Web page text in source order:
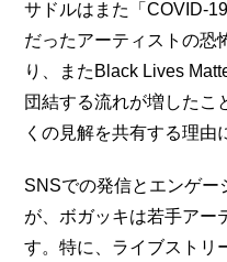
サドルはまた「COVID-
だったアーティストの恐
り、またBlack Lives
団結する流れが増したこ
くの見解を共有する理由
SNSでの発信とエンゲー
が、ボガッキは若手アー
す。特に、ライブストリ